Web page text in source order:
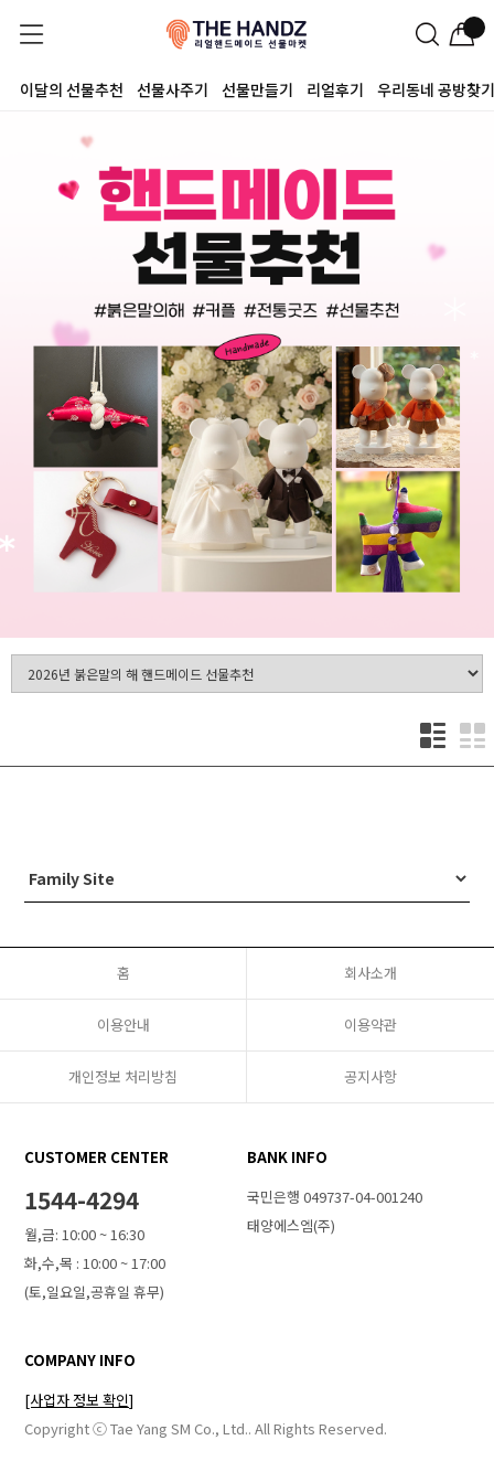
이달의 선물추천 선물사주기 선물만들기 리얼후기 우리동네 공방찾기
홈 회사소개
이용안내 이용약관
개인정보 처리방침 공지사항
CUSTOMER CENTER
1544-4294
월,금: 10:00 ~ 16:30
화,수,목 : 10:00 ~ 17:00
(토,일요일,공휴일 휴무)
BANK INFO
국민은행 049737-04-001240
태양에스엠(주)
COMPANY INFO
[사업자 정보 확인]
Copyright ⓒ Tae Yang SM Co., Ltd.. All Rights Reserved.